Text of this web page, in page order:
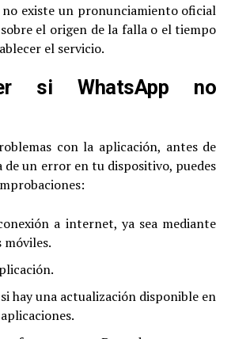
existe un pronunciamiento oficial
el origen de la falla o el tiempo
el servicio.
si WhatsApp no
con la aplicación, antes de
de un error en tu dispositivo, puedes
a internet, ya sea mediante
móviles.
hay una actualización disponible en